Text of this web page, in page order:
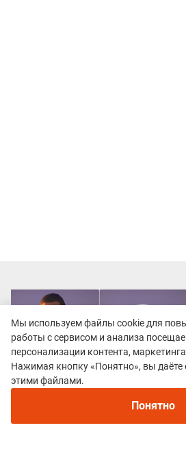
Мы используем файлы cookie для
работы с сервисом и анализа
персонализации контента,
Нажимая кнопку «Понятно», вы даёте
этими файлами.
Понятно